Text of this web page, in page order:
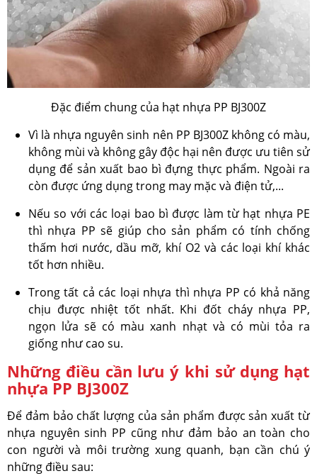
Đặc điểm chung của hạt nhựa PP BJ300Z
Vì là nhựa nguyên sinh nên PP BJ300Z không có màu,
không mùi và không gây độc hại nên được ưu tiên sử
dụng để sản xuất bao bì đựng thực phẩm. Ngoài ra
còn được ứng dụng trong may mặc và điện tử,...
Nếu so với các loại bao bì được làm từ hạt nhựa PE
thì nhựa PP sẽ giúp cho sản phẩm có tính chống
thấm hơi nước, dầu mỡ, khí O2 và các loại khí khác
tốt hơn nhiều.
Trong tất cả các loại nhựa thì nhựa PP có khả năng
chịu được nhiệt tốt nhất. Khi đốt cháy nhựa PP,
ngọn lửa sẽ có màu xanh nhạt và có mùi tỏa ra
giống như cao su.
Những điều cần lưu ý khi sử dụng hạt
nhựa PP BJ300Z
Để đảm bảo chất lượng của sản phẩm được sản xuất từ
nhựa nguyên sinh PP cũng như đảm bảo an toàn cho
con người và môi trường xung quanh, bạn cần chú ý
những điều sau: